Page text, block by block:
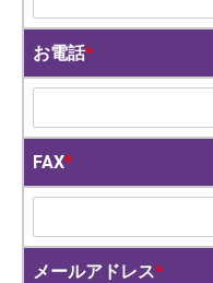
お電話*
FAX*
メールアドレス*